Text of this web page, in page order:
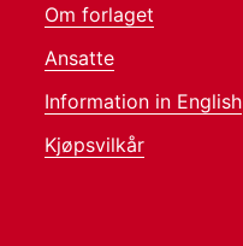
Om forlaget
Ansatte
Information in English
Kjøpsvilkår